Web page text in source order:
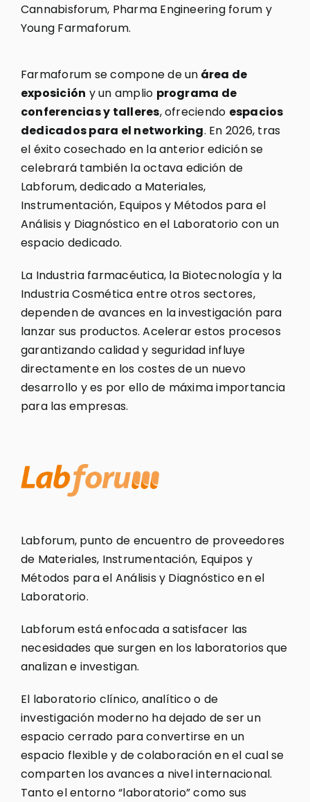
Cannabisforum, Pharma Engineering forum y
Young Farmaforum.
Farmaforum se compone de un área de
exposición y un amplio programa de
conferencias y talleres, ofreciendo espacios
dedicados para el networking. En 2026, tras
el éxito cosechado en la anterior edición se
celebrará también la octava edición de
Labforum, dedicado a Materiales,
Instrumentación, Equipos y Métodos para el
Análisis y Diagnóstico en el Laboratorio con un
espacio dedicado.
La Industria farmacéutica, la Biotecnología y la
Industria Cosmética entre otros sectores,
dependen de avances en la investigación para
lanzar sus productos. Acelerar estos procesos
garantizando calidad y seguridad influye
directamente en los costes de un nuevo
desarrollo y es por ello de máxima importancia
para las empresas.
Labforum, punto de encuentro de proveedores
de Materiales, Instrumentación, Equipos y
Métodos para el Análisis y Diagnóstico en el
Laboratorio.
Labforum está enfocada a satisfacer las
necesidades que surgen en los laboratorios que
analizan e investigan.
El laboratorio clínico, analítico o de
investigación moderno ha dejado de ser un
espacio cerrado para convertirse en un
espacio flexible y de colaboración en el cual se
comparten los avances a nivel internacional.
Tanto el entorno “laboratorio” como sus